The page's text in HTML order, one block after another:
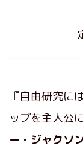
『自由研究に
ップを主人公
ー・ジャクソ